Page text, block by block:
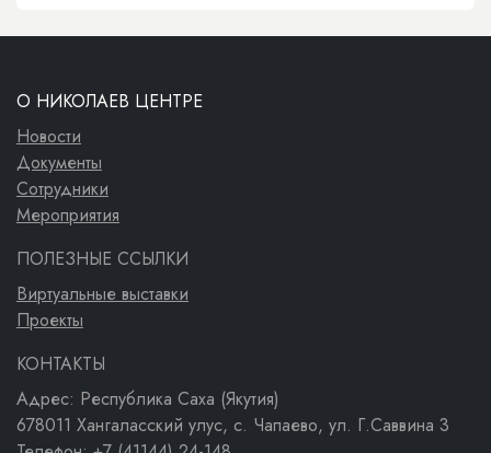
О НИКОЛАЕВ ЦЕНТРЕ
Новости
Документы
Сотрудники
Мероприятия
ПОЛЕЗНЫЕ ССЫЛКИ
Виртуальные выставки
Проекты
КОНТАКТЫ
Адрес: Республика Саха (Якутия)
678011 Хангаласский улус, с. Чапаево, ул. Г.Саввина 3